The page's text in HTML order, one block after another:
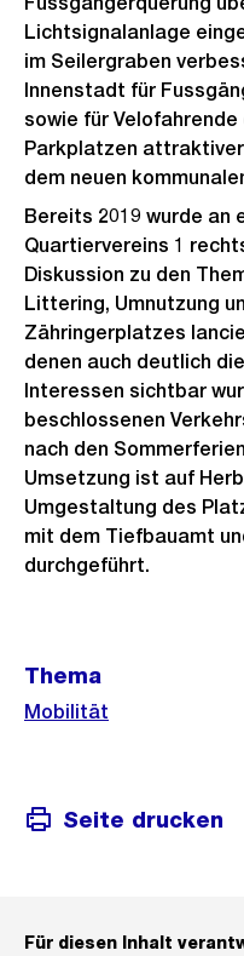
Lichtsignalanlage
im Seilergraben
Innenstadt für
sowie für Velofahrende
Parkplatzen
dem neuen
Bereits 2019 wurde an
Quartiervereins 1
Diskussion zu den
Littering, Umnutzung
Zähringerplatzes
denen auch deutlich
Interessen sichtbar
beschlossenen
nach den
Umsetzung ist auf
Umgestaltung des
mit dem Tiefbauamt
durchgeführt.
Informationen
Thema
Mobilität
Seite drucken
Für diesen Inhalt